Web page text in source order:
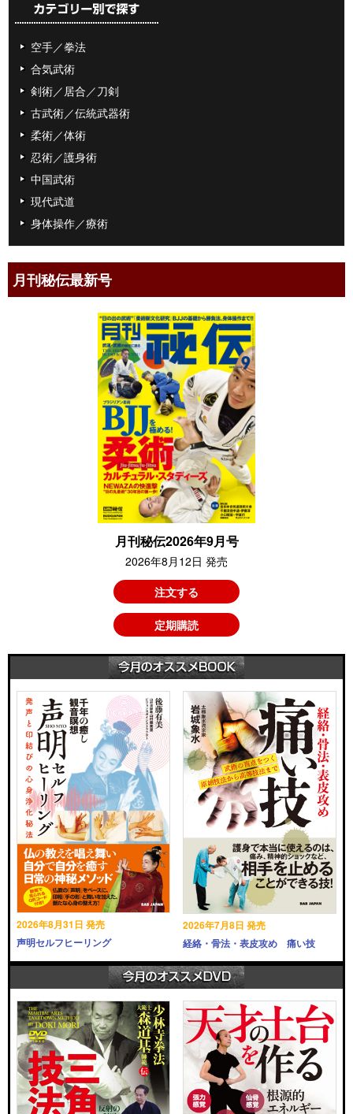
空手／拳法
合気武術
剣術／居合／刀剣
古武術／伝統武器術
柔術／体術
忍術／護身術
中国武術
現代武道
身体操作／療術
月刊秘伝最新号
月刊秘伝2026年9月号
2026年8月12日 発売
注文する
定期購読
2026年8月31日 発売
声明セルフヒーリング
2026年7月8日 発売
経絡・骨法・表皮攻め 痛い技